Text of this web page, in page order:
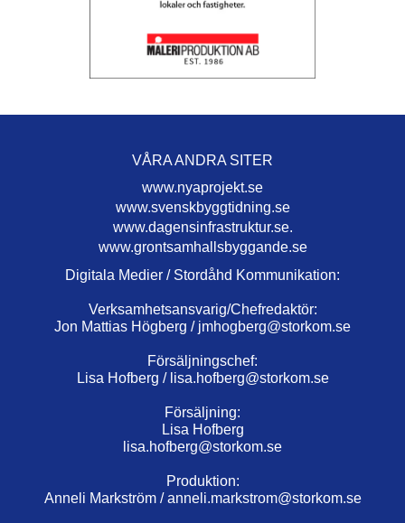
VÅRA ANDRA SITER
www.nyaprojekt.se
www.svenskbyggtidning.se
www.dagensinfrastruktur.se.
www.grontsamhallsbyggande.se
Digitala Medier / Stordåhd Kommunikation:
Verksamhetsansvarig/Chefredaktör:
Jon Mattias Högberg / jmhogberg@storkom.se
Försäljningschef:
Lisa Hofberg / lisa.hofberg@storkom.se
Försäljning:
Lisa Hofberg
lisa.hofberg@storkom.se
Produktion:
Anneli Markström /anneli.markstrom@storkom.se